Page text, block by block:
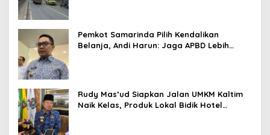
Pemkot Samarinda Pilih Kendalikan
Belanja, Andi Harun: Jaga APBD Lebih
Rudy Mas’ud Siapkan Jalan UMKM Kaltim
Naik Kelas, Produk Lokal Bidik Hotel